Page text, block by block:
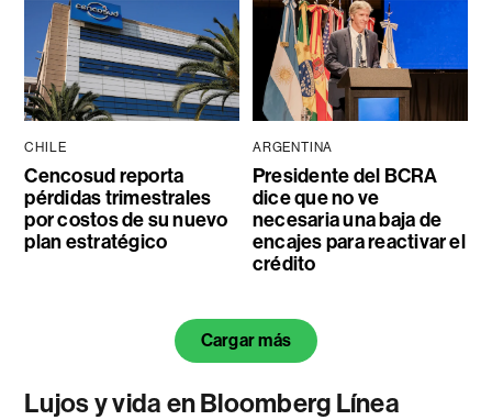
CHILE
Cencosud reporta
pérdidas trimestrales
por costos de su nuevo
plan estratégico
ARGENTINA
Presidente del BCRA
dice que no ve
necesaria una baja de
encajes para reactivar el
crédito
Cargar más
Lujos y vida en Bloomberg Línea